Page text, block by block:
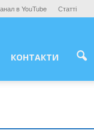
в YouTube Статті
КОНТАКТИ